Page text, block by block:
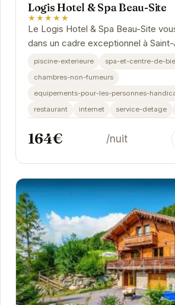
Logis Hotel & Spa Beau-Site
★★★★★
Le Logis Hotel & Spa Beau-Site
dans un cadre exceptionnel à
piscine-exterieure spa-et-centre-de-
chambres-non-fumeurs
equipements-pour-les-personnes-
restaurant
internet service-detage
164€ /nuit